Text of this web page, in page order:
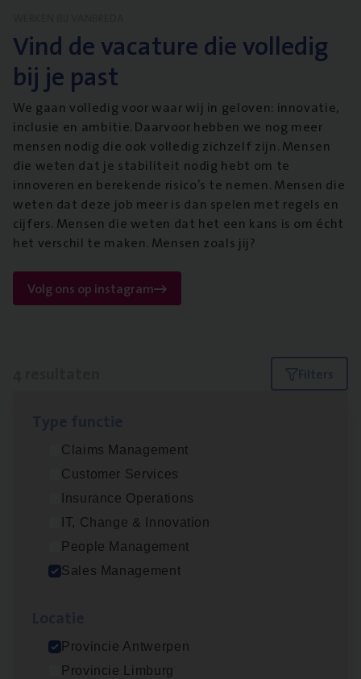
Vind de vacature die volledig
bij je past
We gaan volledig voor waar wij in geloven: innovatie,
inclusie en ambitie. Daarvoor hebben we nog meer
mensen nodig die ook volledig zichzelf zijn. Mensen
die weten dat je stabiliteit nodig hebt om te
innoveren en berekende risico’s te nemen. Mensen die
weten dat deze job meer is dan spelen met regels en
cijfers. Mensen die weten dat het een kans is om écht
het verschil te maken. Mensen zoals jij?
Volg ons op instagram
Filters
Claims Management
Customer Services
Insurance Operations
IT, Change & Innovation
People Management
Sales Management
Provincie Antwerpen
Provincie Limburg
Insu­ran­ce Bro­ker Trans­port
Antwerpen
Insu­ran­ce Bro­kerKMO